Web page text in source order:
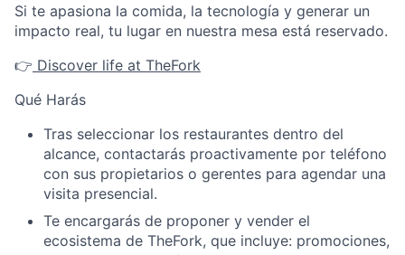
Si te apasiona la comida, la tecnología y generar un
impacto real, tu lugar en nuestra mesa está reservado.
👉 Discover life at TheFork
Qué Harás
Tras seleccionar los restaurantes dentro del
alcance, contactarás proactivamente por teléfono
con sus propietarios o gerentes para agendar una
visita presencial.
Te encargarás de proponer y vender el
ecosistema de TheFork, que incluye: promociones,